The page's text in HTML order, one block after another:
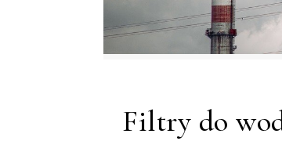
Filtry do